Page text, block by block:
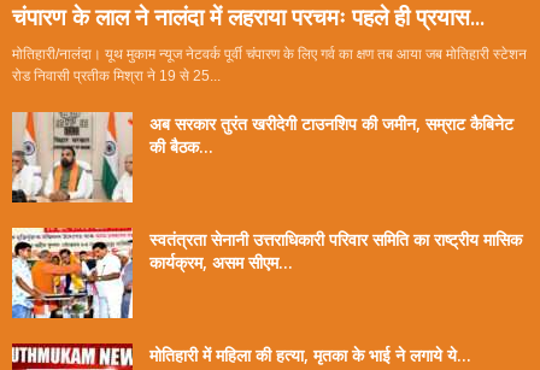
चंपारण के लाल ने नालंदा में लहराया परचमः पहले ही प्रयास...
मोतिहारी/नालंदा। यूथ मुकाम न्यूज नेटवर्क पूर्वी चंपारण के लिए गर्व का क्षण तब आया जब मोतिहारी स्टेशन
रोड निवासी प्रतीक मिश्रा ने 19 से 25...
अब सरकार तुरंत खरीदेगी टाउनशिप की जमीन, सम्राट कैबिनेट
की बैठक...
स्वतंत्रता सेनानी उत्तराधिकारी परिवार समिति का राष्ट्रीय मासिक
कार्यक्रम, असम सीएम...
मोतिहारी में महिला की हत्या, मृतका के भाई ने लगाये ये...